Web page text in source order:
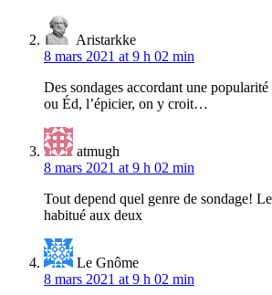
Aristarkke
8 mars 2021 at 9 h 02 min
Des sondages accordant une
ou Éd, l’épicier, on y croit…
atmugh
8 mars 2021 at 9 h 02 min
Tout depend quel genre de sondage!
habitué aux deux
Le Gnôme
8 mars 2021 at 9 h 02 min